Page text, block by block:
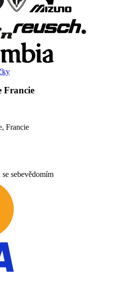
Francie
Francie
sebevědomím